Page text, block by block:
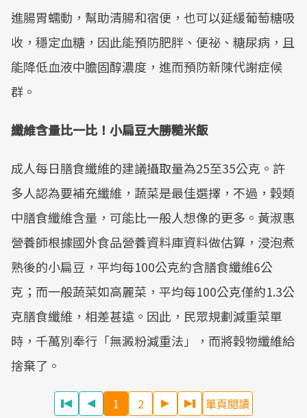
進腸胃蠕動，幫助清腸和宿便，也可以延緩葡萄糖吸
收，穩定血糖，因此能預防肥胖、便祕、糖尿病，且
能降低血液中膽固醇濃度，進而預防新陳代謝症候
群。
纖維含量比一比！小扁豆大勝糙米飯
成人每日膳食纖維的建議攝取量為25至35公克。許
多人認為要補充纖維，蔬菜是最佳選擇，不過，穀類
中膳食纖維含量，可能比一般人想像的更多。黃淑惠
營養師根據國外食品營養資料庫資料做估算，浸泡煮
熟後的小扁豆，平均每100公克約含膳食纖維6公
克；而一般蔬菜如高麗菜，平均每100公克僅約1.3公
克膳食纖維，相差甚遠。因此，民眾規劃減重菜單
時，千萬別奉行「無澱粉減重法」，而將穀物纖維給
捨棄了。
1 2 單頁閱讀